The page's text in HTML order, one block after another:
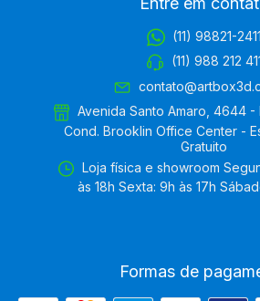
(11) 98821-2411
(11) 988 212 411
Avenida Santo Amaro, 4644 -
Cond. Brooklin Office Center -
Gratuito
Loja física e showroom
às 18h Sexta: 9h às 17h
Formas de